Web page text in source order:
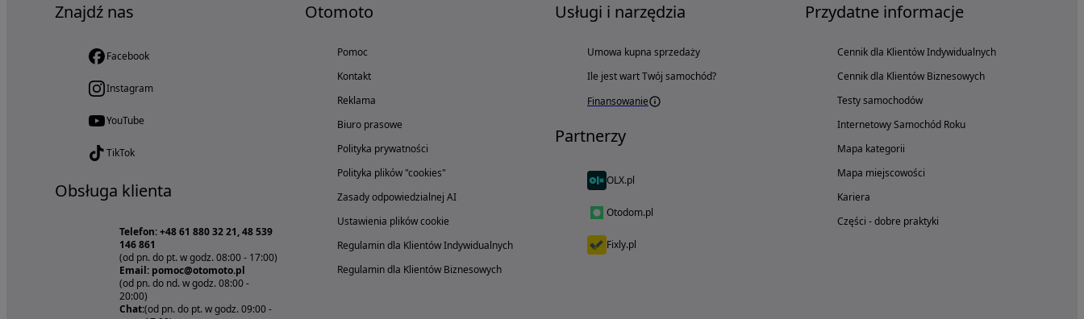
Znajdź nas
Facebook
Instagram
YouTube
TikTok
Obsługa klienta
Telefon: +48 61 880 32 21, 48 539
146 861
(od pn. do pt. w godz. 08:00 - 17:00)
Email: pomoc@otomoto.pl
(od pn. do nd. w godz. 08:00 -
20:00)
Chat:(od pn. do pt. w godz. 09:00 -
Otomoto
Pomoc
Kontakt
Reklama
Biuro prasowe
Polityka prywatności
Polityka plików "cookies"
Zasady odpowiedzialnej AI
Ustawienia plików cookie
Regulamin dla Klientów Indywidualnych
Regulamin dla Klientów Biznesowych
Usługi i narzędzia
Umowa kupna sprzedaży
Ile jest wart Twój samochód?
Finansowanie
Partnerzy
OLX.pl
Otodom.pl
Fixly.pl
Przydatne informacje
Cennik dla Klientów Indywidualnych
Cennik dla Klientów Biznesowych
Testy samochodów
Internetowy Samochód Roku
Mapa kategorii
Mapa miejscowości
Kariera
Części - dobre praktyki